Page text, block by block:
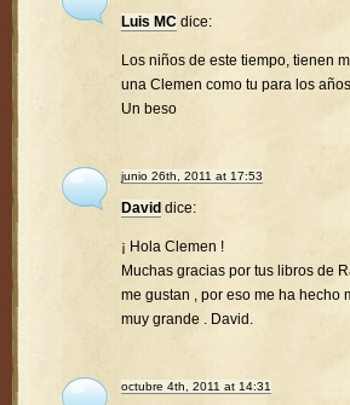
Luis MC dice:
Los niños de este tiempo, tienen
una Clemen como tu para los
Un beso
junio 26th, 2011 at 17:53
David dice:
¡ Hola Clemen !
Muchas gracias por tus libros de
me gustan , por eso me ha hecho
muy grande . David.
octubre 4th, 2011 at 14:31